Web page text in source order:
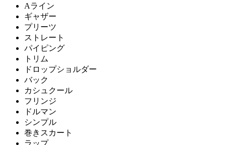
Aライン
ギャザー
プリーツ
ストレート
パイピング
トリム
ドロップショルダー
バック
カシュクール
フリンジ
ドルマン
シンプル
巻きスカート
ラップ